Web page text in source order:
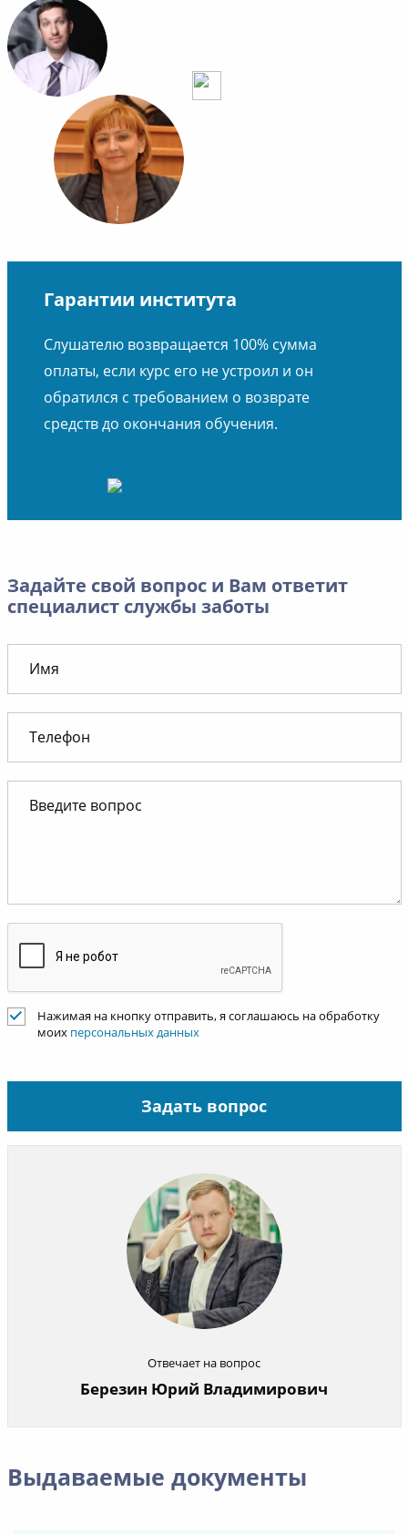
Гарантии института
Слушателю возвращается 100% сумма
оплаты, если курс его не устроил и он
обратился с требованием о возврате
средств до окончания обучения.
Задайте свой вопрос и Вам ответит
специалист службы заботы
Нажимая на кнопку отправить, я соглашаюсь на обработку
моих персональных данных
Задать вопрос
Отвечает на вопрос
Березин Юрий Владимирович
Выдаваемые документы